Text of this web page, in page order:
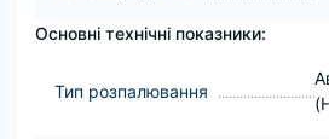
Основні технічні показники:
Тип розпалювання